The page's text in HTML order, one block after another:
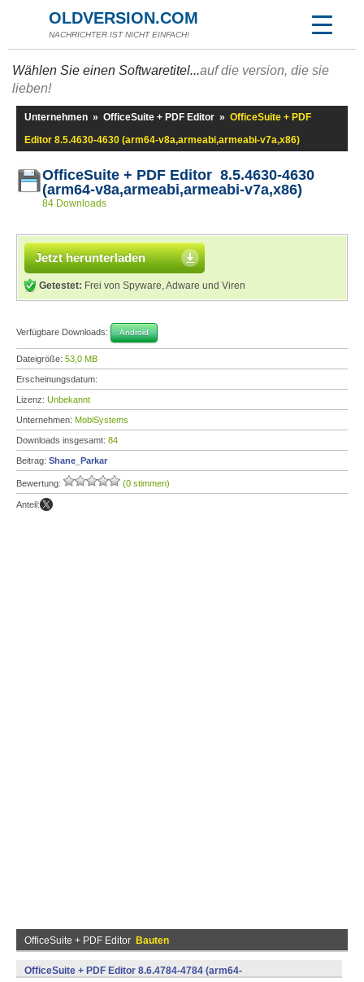
OLDVERSION.COM
NACHRICHTER IST NICHT EINFACH!
Wählen Sie einen Softwaretitel...auf die version, die sie
lieben!
Unternehmen » OfficeSuite + PDF Editor » OfficeSuite + PDF
Editor 8.5.4630-4630 (arm64-v8a,armeabi,armeabi-v7a,x86)
OfficeSuite + PDF Editor 8.5.4630-4630
(arm64-v8a,armeabi,armeabi-v7a,x86)
84 Downloads
Jetzt herunterladen
Getestet: Frei von Spyware, Adware und Viren
Verfügbare Downloads: Android
Dateigröße: 53,0 MB
Erscheinungsdatum:
Lizenz: Unbekannt
Unternehmen: MobiSystems
Downloads insgesamt: 84
Beitrag: Shane_Parkar
Bewertung: (0 stimmen)
Anteil:
OfficeSuite + PDF Editor Bauten
OfficeSuite + PDF Editor 8.6.4784-4784 (arm64-